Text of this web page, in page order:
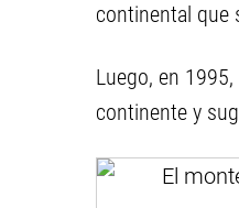
continental que
Luego, en
continente y